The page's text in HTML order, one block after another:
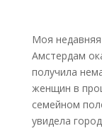
Моя
Амстердам
получила
женщин в
семейном
увидела